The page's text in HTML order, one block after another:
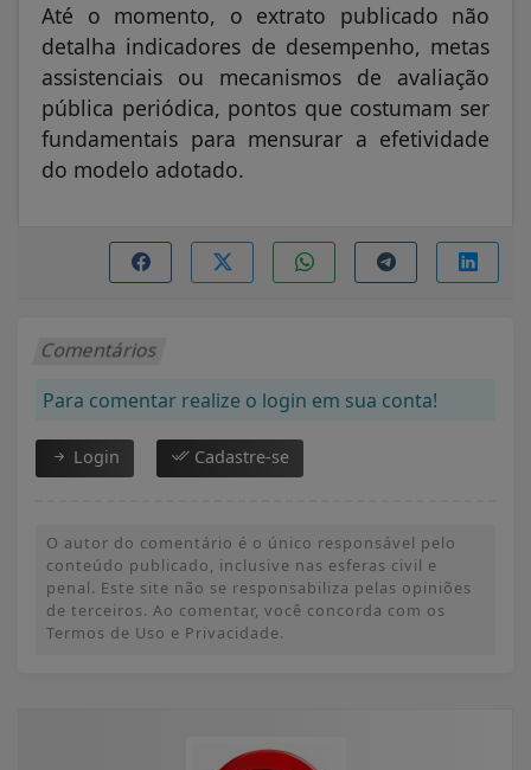
Até o momento, o extrato publicado não
detalha indicadores de desempenho, metas
assistenciais ou mecanismos de avaliação
pública periódica, pontos que costumam ser
fundamentais para mensurar a efetividade
do modelo adotado.
Comentários
Para comentar realize o login em sua conta!
Login Cadastre-se
O autor do comentário é o único responsável pelo
conteúdo publicado, inclusive nas esferas civil e
penal. Este site não se responsabiliza pelas opiniões
de terceiros. Ao comentar, você concorda com os
Termos de Uso e Privacidade.